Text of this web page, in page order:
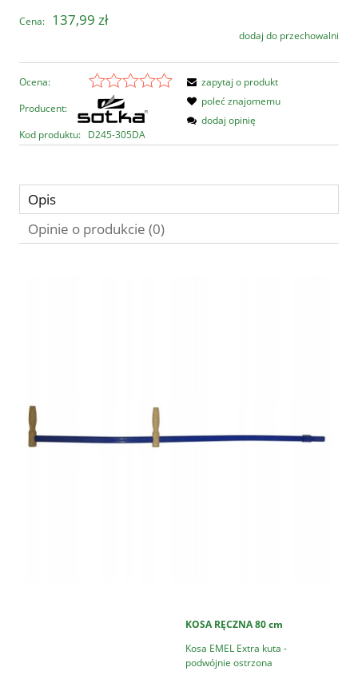
Cena: 137,99 zł
dodaj do przechowalni
Ocena:
Producent:
Kod produktu: D245-305DA
zapytaj o produkt
poleć znajomemu
dodaj opinię
Opis
Opinie o produkcie (0)
KOSA RĘCZNA 80 cm
Kosa EMEL Extra kuta -
podwójnie ostrzona